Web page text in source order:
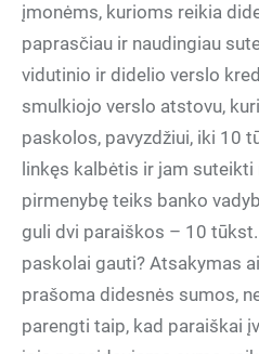
įmonėms, kurioms reikia
paprasčiau ir naudingiau
vidutinio ir didelio verslo
smulkiojo verslo atstovu,
paskolos, pavyzdžiui, iki 10
linkęs kalbėtis ir jam
pirmenybę teiks banko
guli dvi paraiškos – 10
paskolai gauti? Atsakymas
prašoma didesnės sumos,
parengti taip, kad paraiškai